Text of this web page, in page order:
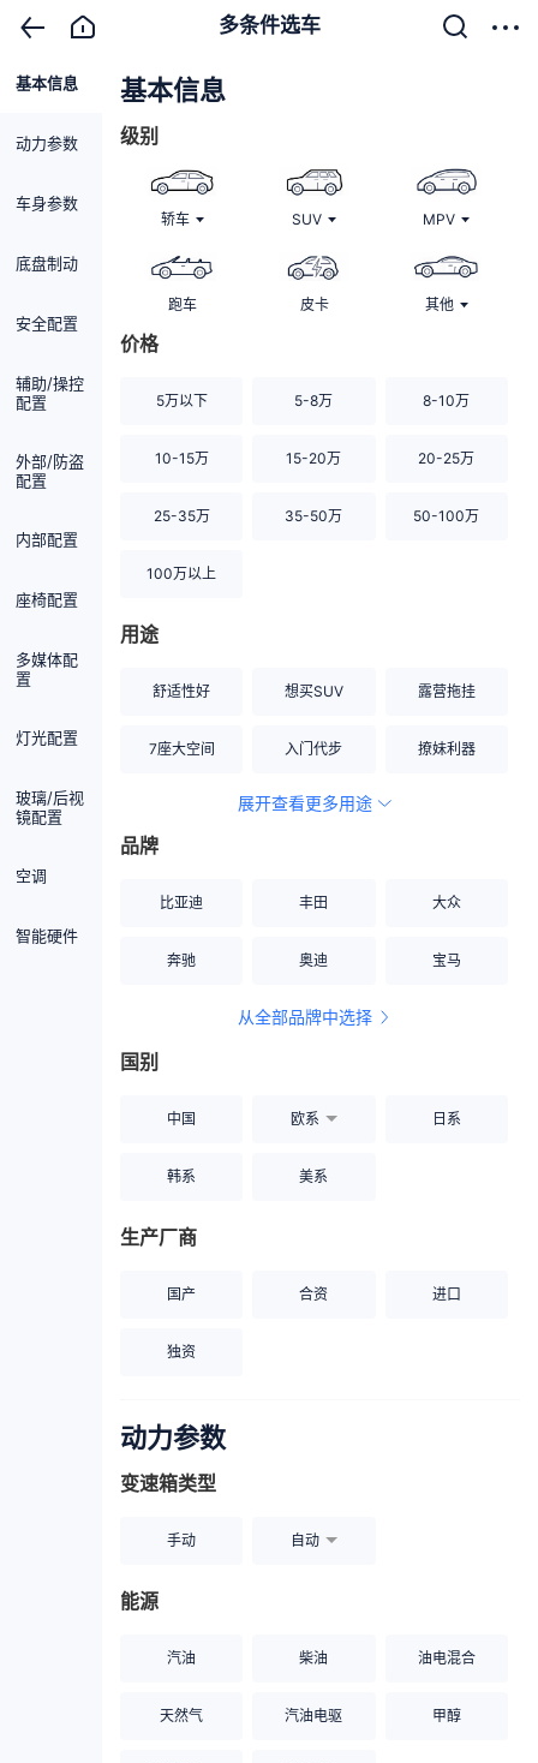
多条件选车
基本信息
动力参数
车身参数
底盘制动
安全配置
辅助/操控
配置
外部/防盗
配置
内部配置
座椅配置
多媒体配
置
灯光配置
玻璃/后视
镜配置
空调
智能硬件
基本信息
级别
轿车 SUV MPV
跑车 皮卡 其他
价格
5万以下 5-8万 8-10万
10-15万 15-20万 20-25万
25-35万 35-50万 50-100万
100万以上
用途
舒适性好 想买SUV 露营拖挂
7座大空间 入门代步 撩妹利器
空间宽敞
展开查看更多用途
品牌
比亚迪 丰田 大众
奔驰 奥迪 宝马
从全部品牌中选择
国别
中国 欧系 日系
韩系 美系
生产厂商
国产 合资 进口
独资
动力参数
变速箱类型
手动 自动
能源
汽油 柴油 油电混合
天然气 汽油电驱 甲醇